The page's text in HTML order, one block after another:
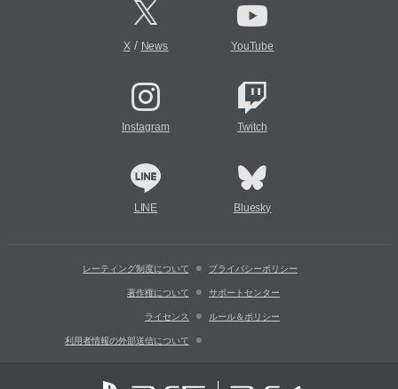
X/ News YouTube
Instagram Twitch
LINE Bluesky
レーティング制度について プライバシーポリシー
著作権について サポートセンター
ライセンス ルール＆ポリシー
利用者情報の外部送信について